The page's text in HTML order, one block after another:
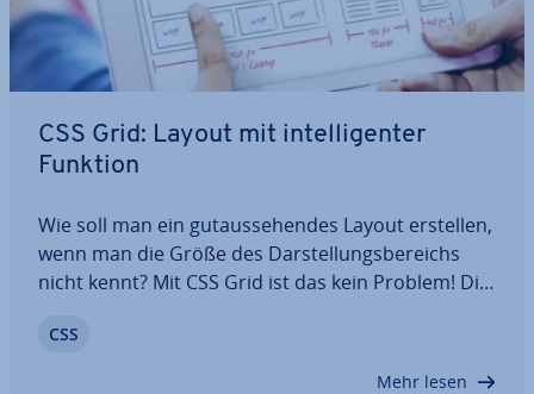
CSS Grid: Layout mit in­tel­li­gen­ter
Funktion
Wie soll man ein gut­aus­se­hen­des Layout erstellen,
wenn man die Größe des Dar­stel­lungs­be­reichs
nicht kennt? Mit CSS Grid ist das kein Problem! Die
Raster zu de­fi­nie­ren und in diesem alle Elemente
CSS
Mehr lesen